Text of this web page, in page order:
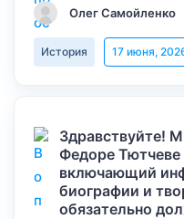
Олег Самойленко
История 17 июня,
Здравствуйте!
Федоре
включающий
биографии и
обязательно